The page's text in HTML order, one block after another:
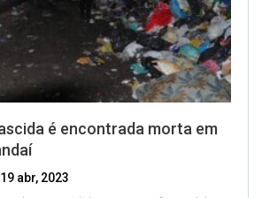
é encontrada morta em
19 abr, 2023